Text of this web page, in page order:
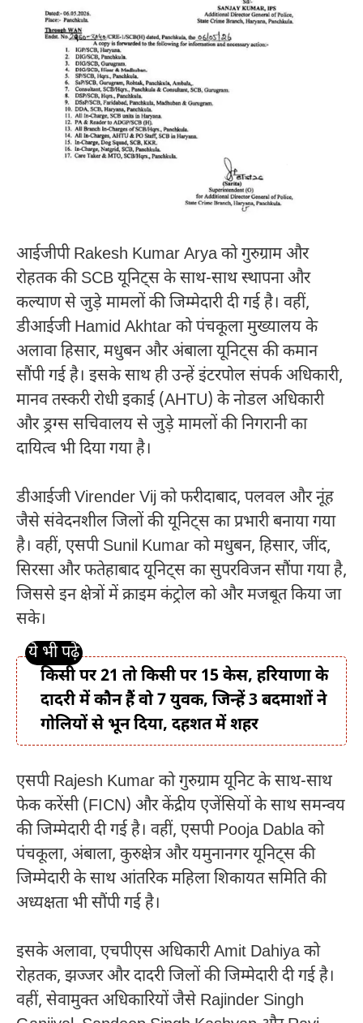
आईजीपीRakesh Kumar Aryaको गुरुग्राम और
रोहतक की SCB यूनिट्स के साथ-साथ स्थापना और
कल्याण से जुड़े मामलों की जिम्मेदारी दी गई है। वहीं,
डीआईजीHamid Akhtarको पंचकूला मुख्यालय के
अलावा हिसार, मधुबन और अंबाला यूनिट्स की कमान
सौंपी गई है। इसके साथ ही उन्हें इंटरपोल संपर्क अधिकारी,
मानव तस्करी रोधी इकाई (AHTU) के नोडल अधिकारी
और ड्रग्स सचिवालय से जुड़े मामलों की निगरानी का
दायित्व भी दिया गया है।
डीआईजीVirender Vij को फरीदाबाद, पलवल और नूंह
जैसे संवेदनशील जिलों की यूनिट्स का प्रभारी बनाया गया
है। वहीं, एसपीSunil Kumarको मधुबन, हिसार, जींद,
सिरसा और फतेहाबाद यूनिट्स का सुपरविजन सौंपा गया है,
जिससे इन क्षेत्रों में क्राइम कंट्रोल को और मजबूत किया जा
सके।
किसी पर 21 तो किसी पर 15 केस, हरियाणा के
दादरी में कौन हैं वो 7 युवक, जिन्हें 3 बदमाशों ने
गोलियों से भून दिया, दहशत में शहर
एसपीRajesh Kumarको गुरुग्राम यूनिट के साथ-साथ
फेक करेंसी (FICN) और केंद्रीय एजेंसियों के साथ समन्वय
की जिम्मेदारी दी गई है। वहीं, एसपीPooja Dablaको
पंचकूला, अंबाला, कुरुक्षेत्र और यमुनानगर यूनिट्स की
जिम्मेदारी के साथ आंतरिक महिला शिकायत समिति की
अध्यक्षता भी सौंपी गई है।
इसके अलावा, एचपीएस अधिकारीAmit Dahiyaको
रोहतक, झज्जर और दादरी जिलों की जिम्मेदारी दी गई है।
वहीं, सेवामुक्त अधिकारियों जैसे Rajinder Singh